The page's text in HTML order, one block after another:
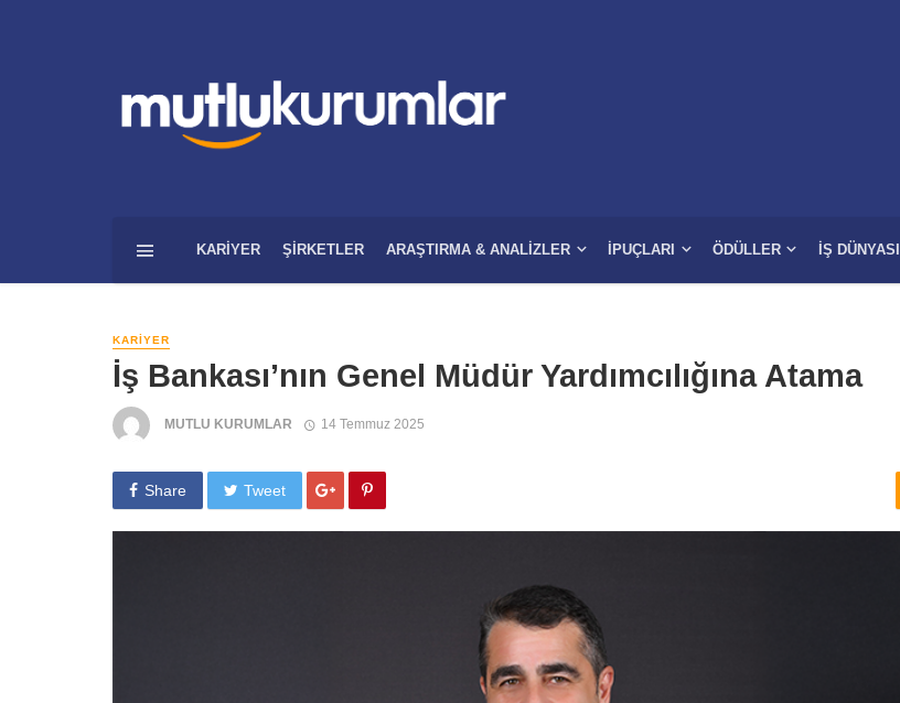
KARIYER ŞIRKETLER ARAŞTIRMA & ANALIZLER İPUÇLARI ÖDÜLLER İŞ DÜNYASI
KARIYER
İş Bankası’nın Genel Müdür Yardımcılığına Atama
MUTLU KURUMLAR 14 Temmuz 2025
Share Tweet